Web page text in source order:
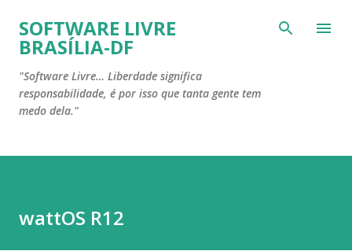
Pular para o conteúdo principal
SOFTWARE LIVRE
BRASÍLIA-DF
"Software Livre… Liberdade significa
responsabilidade, é por isso que tanta gente tem
medo dela."
wattOS R12